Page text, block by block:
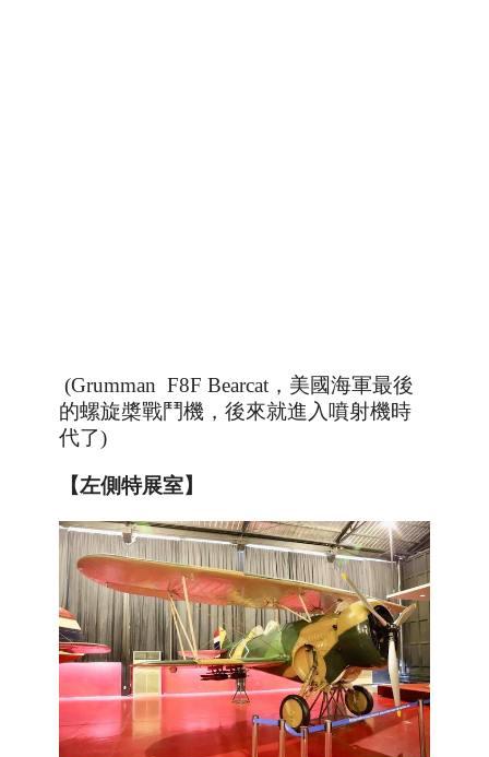
(Grumman F8F Bearcat ，美國海軍最後
的螺旋槳戰鬥機，後來就進入噴射機時
代了)
【左側特展室】